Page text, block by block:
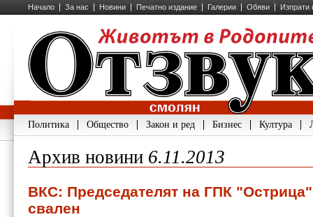
Начало За нас Новини Печатно издание Галерии Обяви Изпрати
Политика Общество Закон и ред Бизнес Култура
Архив новини 6.11.2013
ВКС: Председателят на ГПК
свален